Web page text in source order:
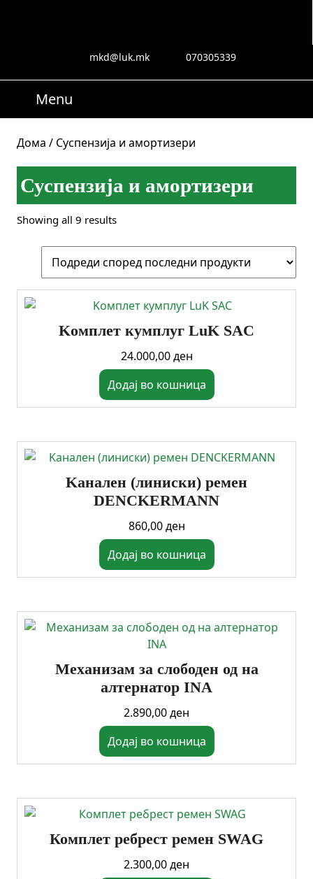
mkd@luk.mk mkd@luk.mk070305339
Menu
Дома / Суспензија и амортизери
Суспензија и амортизери
Showing all 9 resultsSorted
Kомплет кумплуг LuK SAC
24.000,00ден
Додај во кошница
Kанален (линиски) ремен
DENCKERMANN
860,00ден
Додај во кошница
Механизам за слободен од на
алтернатор INA
2.890,00ден
Додај во кошница
Комплет ребрест ремен SWAG
2.300,00ден